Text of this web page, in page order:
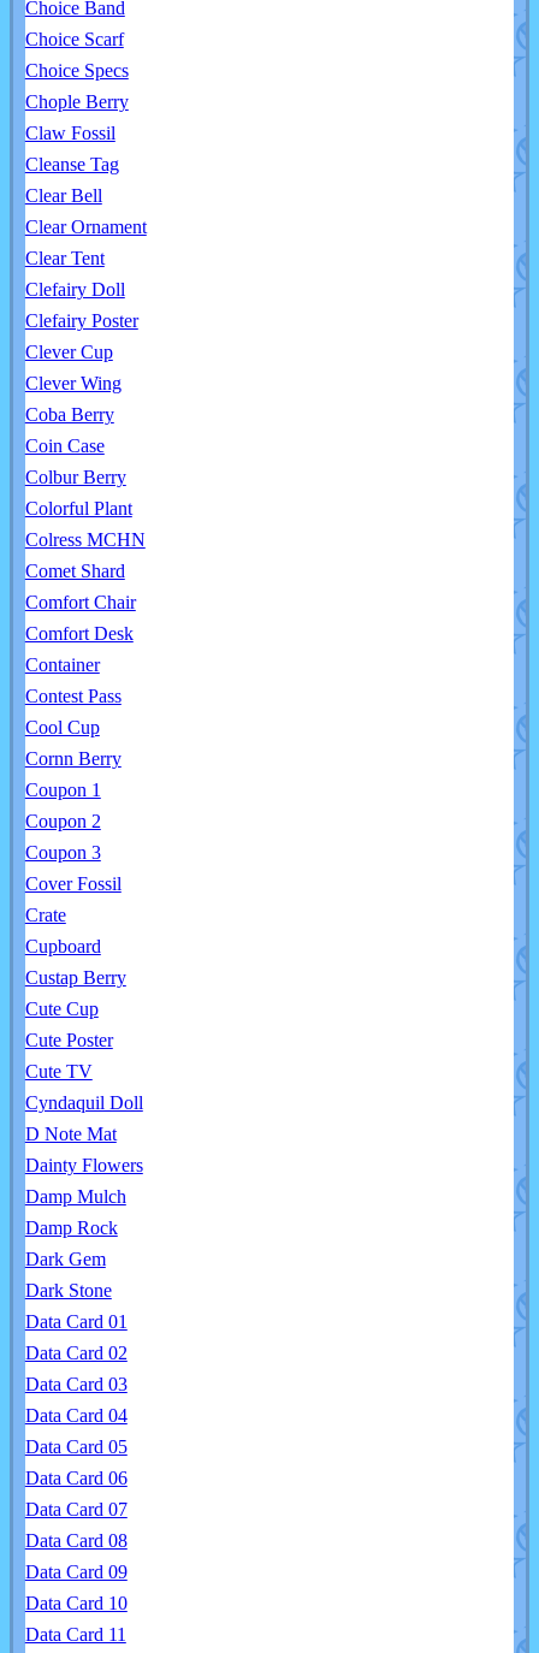
Choice Band
Choice Scarf
Choice Specs
Chople Berry
Claw Fossil
Cleanse Tag
Clear Bell
Clear Ornament
Clear Tent
Clefairy Doll
Clefairy Poster
Clever Cup
Clever Wing
Coba Berry
Coin Case
Colbur Berry
Colorful Plant
Colress MCHN
Comet Shard
Comfort Chair
Comfort Desk
Container
Contest Pass
Cool Cup
Cornn Berry
Coupon 1
Coupon 2
Coupon 3
Cover Fossil
Crate
Cupboard
Custap Berry
Cute Cup
Cute Poster
Cute TV
Cyndaquil Doll
D Note Mat
Dainty Flowers
Damp Mulch
Damp Rock
Dark Gem
Dark Stone
Data Card 01
Data Card 02
Data Card 03
Data Card 04
Data Card 05
Data Card 06
Data Card 07
Data Card 08
Data Card 09
Data Card 10
Data Card 11